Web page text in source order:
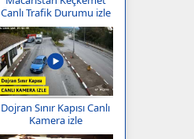
Canlı Trafik Durumu izle
Dojran Sınır Kapısı Canlı
Kamera izle